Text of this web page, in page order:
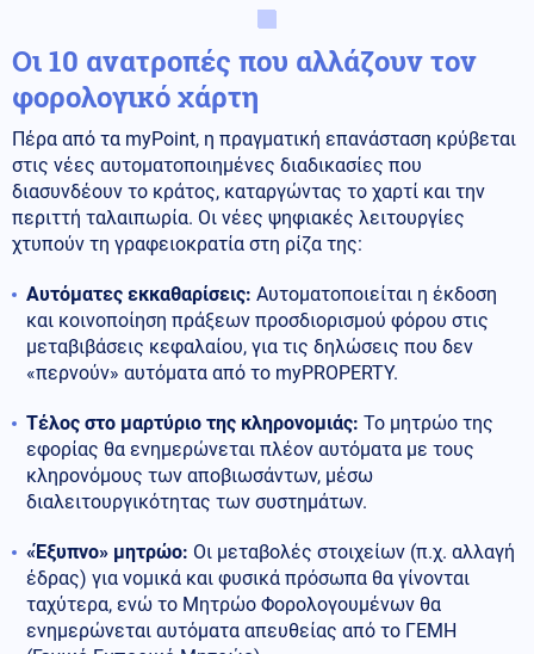
Οι 10 ανατροπές που αλλάζουν τον
φορολογικό χάρτη
Πέρα από τα myPoint, η πραγματική επανάσταση κρύβεται
στις νέες αυτοματοποιημένες διαδικασίες που
διασυνδέουν το κράτος, καταργώντας το χαρτί και την
περιττή ταλαιπωρία. Οι νέες ψηφιακές λειτουργίες
χτυπούν τη γραφειοκρατία στη ρίζα της:
Αυτόματες εκκαθαρίσεις: Αυτοματοποιείται η έκδοση
και κοινοποίηση πράξεων προσδιορισμού φόρου στις
μεταβιβάσεις κεφαλαίου, για τις δηλώσεις που δεν
«περνούν» αυτόματα από το myPROPERTY.
Τέλος στο μαρτύριο της κληρονομιάς: Το μητρώο της
εφορίας θα ενημερώνεται πλέον αυτόματα με τους
κληρονόμους των αποβιωσάντων, μέσω
διαλειτουργικότητας των συστημάτων.
«Έξυπνο» μητρώο: Οι μεταβολές στοιχείων (π.χ. αλλαγή
έδρας) για νομικά και φυσικά πρόσωπα θα γίνονται
ταχύτερα, ενώ το Μητρώο Φορολογουμένων θα
ενημερώνεται αυτόματα απευθείας από το ΓΕΜΗ